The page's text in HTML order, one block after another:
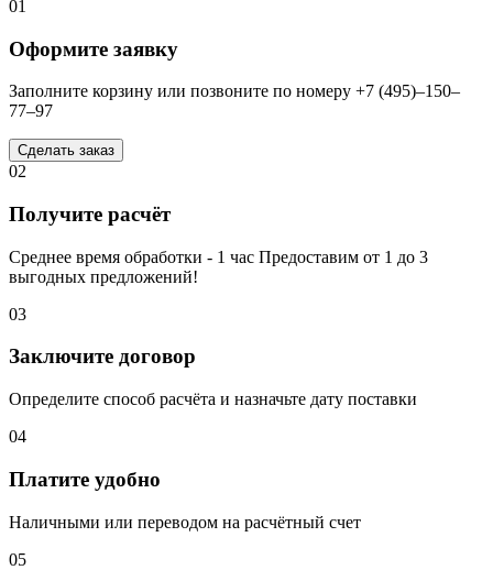
01
Оформите заявку
Заполните корзину или позвоните по номеру +7 (495)–150–
77–97
Сделать заказ
02
Получите расчёт
Среднее время обработки - 1 час Предоставим от 1 до 3
выгодных предложений!
03
Заключите договор
Определите способ расчёта и назначьте дату поставки
04
Платите удобно
Наличными или переводом на расчётный счет
05